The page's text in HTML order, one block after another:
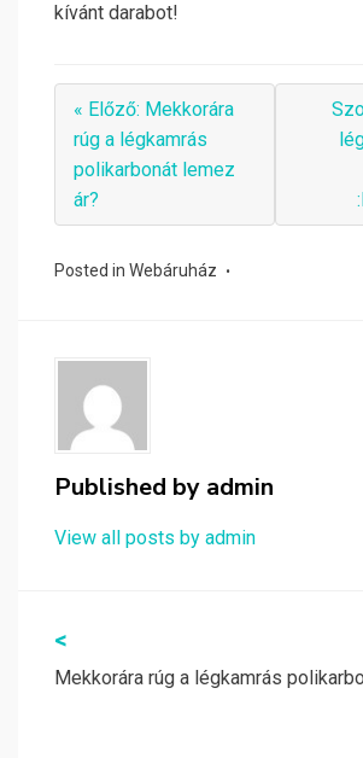
kívánt darabot!
« Előző: Mekkorára
rúg a légkamrás
polikarbonát lemez
ár?
Posted in Webáruház
Published by admin
View all posts by admin
Bejegyzés
navigáció
<
Mekkorára rúg a légkamrás